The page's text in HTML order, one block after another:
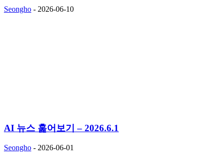
Seongho - 2026-06-10
AI 뉴스 훑어보기 – 2026.6.1
Seongho - 2026-06-01